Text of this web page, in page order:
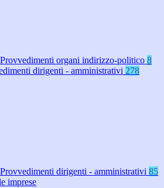
Provvedimenti organi indirizzo-politico 8
dirigenti - amministrativi 278
Provvedimenti dirigenti - amministrativi 85
imprese